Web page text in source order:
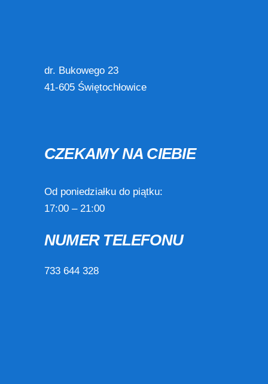
dr. Bukowego 23
41-605 Świętochłowice
CZEKAMY NA CIEBIE
Od poniedziałku do piątku:
17:00 – 21:00
NUMER TELEFONU
733 644 328